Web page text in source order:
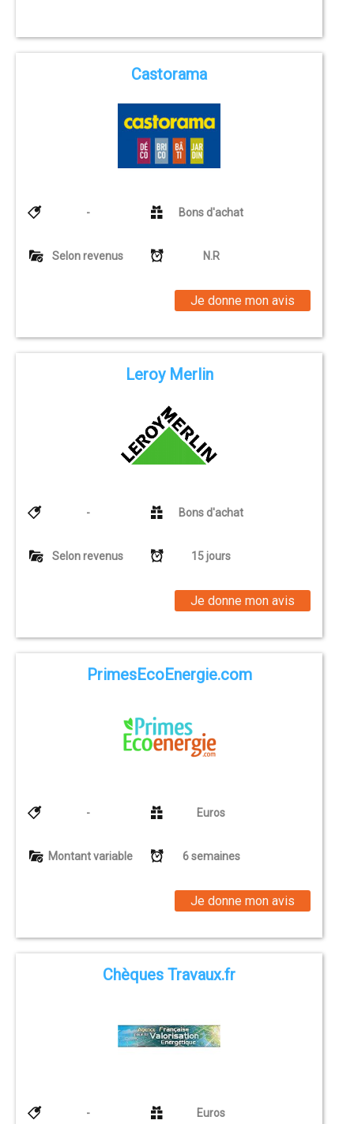
Castorama
- Bons d'achat
Selon revenus N.R
Je donne mon avis
Leroy Merlin
- Bons d'achat
Selon revenus 15 jours
Je donne mon avis
PrimesEcoEnergie.com
- Euros
Montant variable 6 semaines
Je donne mon avis
Chèques Travaux.fr
- Euros